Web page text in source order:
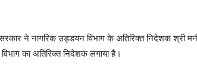
ने नागरिक उड्डयन विभाग के अतिरिक्त निदेशक श्री
का अतिरिक्त निदेशक लगाया है।